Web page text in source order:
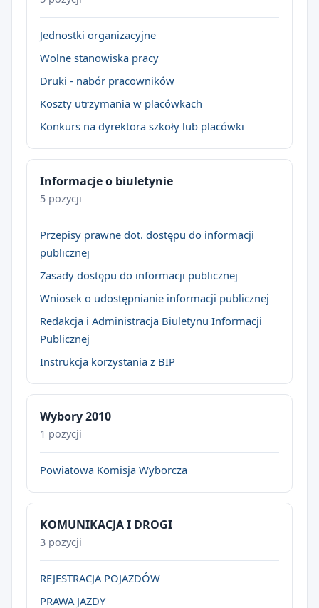
Jednostki organizacyjne
Wolne stanowiska pracy
Druki - nabór pracowników
Koszty utrzymania w placówkach
Konkurs na dyrektora szkoły lub placówki
Informacje o biuletynie
5 pozycji
Przepisy prawne dot. dostępu do informacji
publicznej
Zasady dostępu do informacji publicznej
Wniosek o udostępnianie informacji publicznej
Redakcja i Administracja Biuletynu Informacji
Publicznej
Instrukcja korzystania z BIP
Wybory 2010
1 pozycji
Powiatowa Komisja Wyborcza
KOMUNIKACJA I DROGI
3 pozycji
REJESTRACJA POJAZDÓW
PRAWA JAZDY